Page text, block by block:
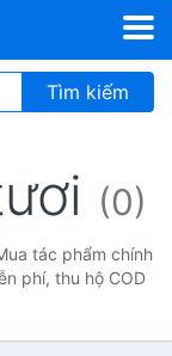
Tìm kiếm
(0)
tác phẩm chính
phí, thu hộ COD